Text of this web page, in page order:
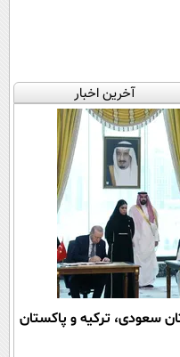
آخرین اخبار
سعودی، ترکیه و پاکستان